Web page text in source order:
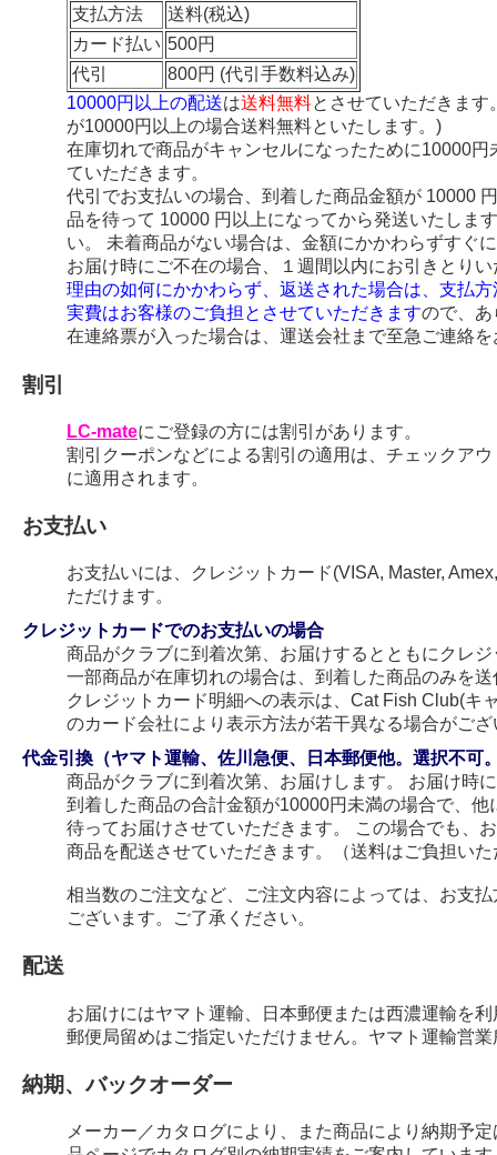
支払方法
送料(税込)
カード払い 500円
代引
800円 (代引手数料込み)
10000円以上の配送は送料無料とさせていただきま
が10000円以上の場合送料無料といたします。)
在庫切れで商品がキャンセルになったために10000
ていただきます。
代引でお支払いの場合、到着した商品金額が 10000
品を待って 10000 円以上になってから発送いたしま
い。 未着商品がない場合は、金額にかかわらずすぐ
お届け時にご不在の場合、１週間以内にお引きとり
理由の如何にかかわらず、返送された場合は、支払
実費はお客様のご負担とさせていただきますので、あ
在連絡票が入った場合は、運送会社まで至急ご連絡
割引
LC-mateにご登録の方には割引があります。
割引クーポンなどによる割引の適用は、チェックア
に適用されます。
お支払い
お支払いには、クレジットカード(VISA, Master,
ただけます。
クレジットカードでのお支払いの場合
商品がクラブに到着次第、お届けするとともにクレ
一部商品が在庫切れの場合は、到着した商品のみを
クレジットカード明細への表示は、Cat Fish Club(キ
のカード会社により表示方法が若干異なる場合がござ
代金引換（ヤマト運輸、佐川急便、日本郵便他。選択不可
商品がクラブに到着次第、お届けします。 お届け時
到着した商品の合計金額が10000円未満の場合で、
待ってお届けさせていただきます。 この場合でも、
商品を配送させていただきます。（送料はご負担い
相当数のご注文など、ご注文内容によっては、お支
ございます。ご了承ください。
配送
お届けにはヤマト運輸、日本郵便または西濃運輸を
郵便局留めはご指定いただけません。ヤマト運輸営
納期、バックオーダー
メーカー／カタログにより、また商品により納期予